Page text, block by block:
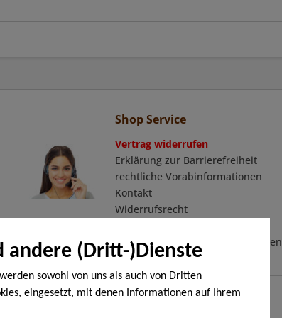
andere (Dritt-)Dienste
sowohl von uns als auch von Dritten
eingesetzt, mit denen Informationen auf Ihrem
oder von Ihrem Endgerät abgerufen werden. Bei
Shop Service
Vertrag widerrufen
Erklärung zur Barrierefreiheit
rechtliche Vorabinformationen
Kontakt
Widerrufsrecht
Allgemeine Geschäftsbedingungen